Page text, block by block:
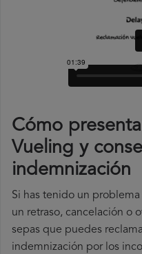
Cómo
Vueling y
indemnización
Si has tenido un
un retraso, cancelación o
sepas que puedes
indemnización por los